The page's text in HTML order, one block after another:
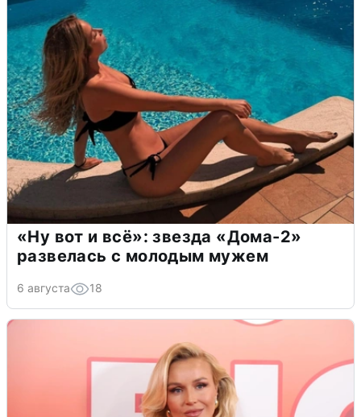
«Ну вот и всё»: звезда «Дома-2»
развелась с молодым мужем
6 августа 18